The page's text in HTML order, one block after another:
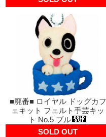
■廃番■ ロイヤル ドッグカフ
ェキット フェルト手芸キッ
ト No.5 ブル
SOLD OUT